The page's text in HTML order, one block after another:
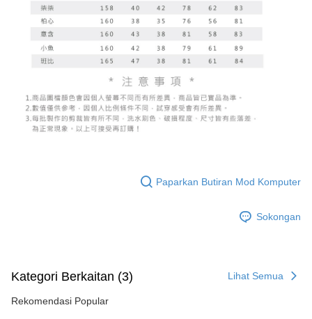
Paparkan Butiran Mod Komputer
Sokongan
Kategori Berkaitan (3) Lihat Semua
Rekomendasi Popular